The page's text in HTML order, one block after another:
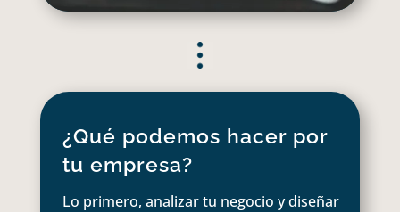
¿Qué podemos hacer por
tu empresa?
Lo primero, analizar tu negocio y diseñar